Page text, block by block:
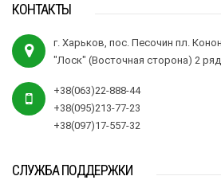
КОНТАКТЫ
г. Харьков, пос. Песочин пл.
"Лоск" (Восточная сторона) 2
+38(063)22-888-44
+38(095)213-77-23
+38(097)17-557-32
СЛУЖБА ПОДДЕРЖКИ